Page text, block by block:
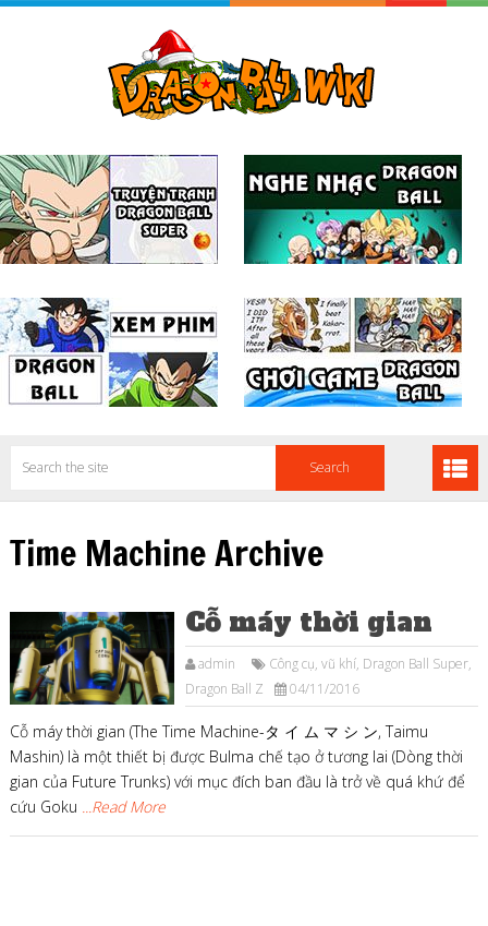
Time Machine Archive
Cỗ máy thời gian
admin Công cụ, vũ khí, Dragon Ball Super,
Dragon Ball Z
04/11/2016
Cỗ máy thời gian (The Time Machine-タ イ ム マ シ ン, Taimu
Mashin) là một thiết bị được Bulma chế tạo ở tương lai (Dòng thời
gian của Future Trunks) với mục đích ban đầu là trở về quá khứ để
cứu Goku ...Read More